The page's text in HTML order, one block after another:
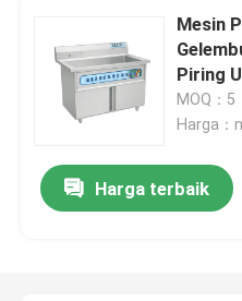
Produk
Mesin
Piring
MOQ：5
Harga：
Harga terbaik